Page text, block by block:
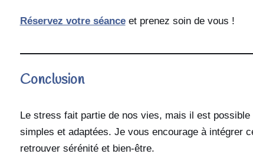
Réservez votre séanceet prenez soin de vous !
Conclusion
Le stress fait partie de nos vies, mais il est
simples et adaptées. Je vous encourage à intégrer
retrouver sérénité et bien-être.